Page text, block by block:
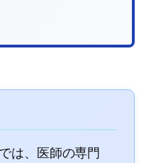
は、医師の専門